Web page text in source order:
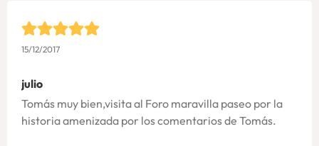
15/12/2017
julio
Tomás muy bien,visita al Foro maravilla paseo por la
historia amenizada por los comentarios de Tomás.